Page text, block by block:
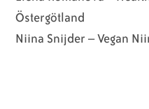
Östergötland
Niina Snijder – Vegan